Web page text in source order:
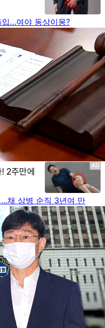
…여야 동상이몽?
채 상병 순직 3년여 만